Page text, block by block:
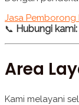
Jasa Pemborong
📞 Hubungi kami:
Area
Kami melayani